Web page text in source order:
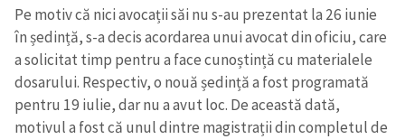
Pe motiv că nici avocații săi nu s-au prezentat la 26 iunie
în ședință, s-a decis acordarea unui avocat din oficiu, care
a solicitat timp pentru a face cunoștință cu materialele
dosarului. Respectiv, o nouă ședință a fost programată
pentru 19 iulie, dar nu a avut loc. De această dată,
motivul a fost că unul dintre magistrații din completul de